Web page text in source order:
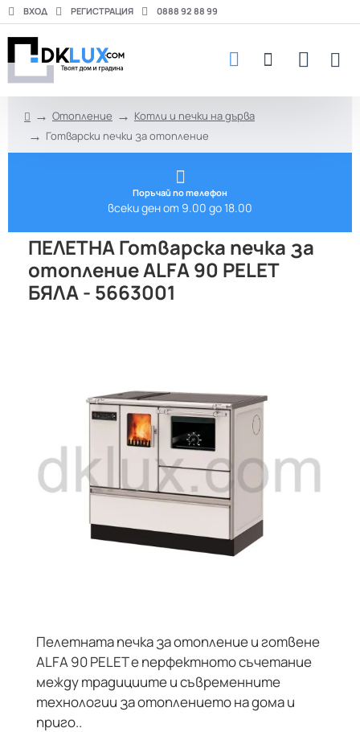
ВХОД РЕГИСТРАЦИЯ 0888 92 88 99
Отопление
Котли и печки на дърва
Готварски печки за отопление
Поръчай по телефон
всеки ден от 9.00 до 18.00
ПЕЛЕТНА Готварска печка за
отопление ALFA 90 PELET
БЯЛА - 5663001
Пелетната печка за отопление и готвене
ALFA 90 PELET е перфектното съчетание
между традициите и съвременните
технологии за отоплението на дома и
приго..